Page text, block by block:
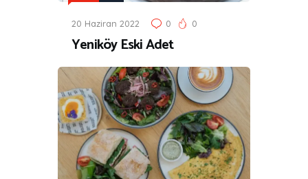
20 Haziran 2022 0 0
Yeniköy Eski Adet